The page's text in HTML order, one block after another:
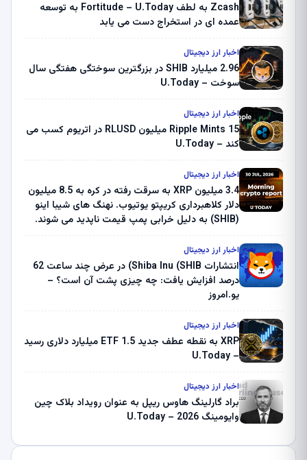
Zcash به لطف Fortitude – U.Today به توسعه
عمده ای در استخراج دست می یابد
اخبار ارز دیجیتال
2.96 میلیارد SHIB در بزرگترین سوختگی هفتگی سال
سوخت – U.Today
اخبار ارز دیجیتال
Ripple Mints 15 میلیون RLUSD در اتریوم کسب می
کند – U.Today
اخبار ارز دیجیتال
3.4 میلیون XRP به سرقت رفته در کره به 8.5 میلیون
دلار کلاهبرداری کریپتو یوتیوب. نهنگ های شیبا اینو
(SHIB) به دلیل خرابی پمپ قیمت ناپدید می شوند.
ثبت کرد – گزارش کریپتو صبح – U.Today
اخبار ارز دیجیتال
انتشارات Shiba Inu (SHIB) در عرض چند ساعت 62
درصد افزایش یافت: چه چیزی پشت آن است؟ –
یو.امروز
اخبار ارز دیجیتال
XRP به نقطه عطف جدید ETF 1.5 میلیارد دلاری رسید
– U.Today
اخبار ارز دیجیتال
براد گارلینگ هاوس ریپل به عنوان رویداد بلاک چین
وایومینگ 2026 – U.Today